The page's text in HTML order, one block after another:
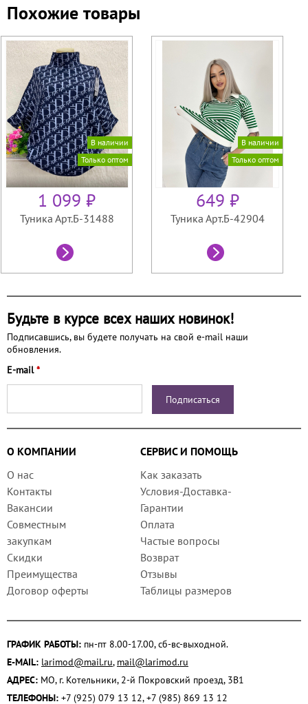
Похожие товары
В наличии
Только оптом
1 099 ₽
Туника Арт.Б-31488
В наличии
Только оптом
649 ₽
Туника Арт.Б-42904
Будьте в курсе всех наших новинок!
Подписавшись, вы будете получать на свой e-mail наши
обновления.
E-mail*
О КОМПАНИИ
СЕРВИС И ПОМОЩЬ
О нас
Контакты
Вакансии
Совместным
закупкам
Скидки
Преимущества
Договор оферты
Как заказать
Условия-Доставка-
Гарантии
Оплата
Частые вопросы
Возврат
Отзывы
Таблицы размеров
ГРАФИК РАБОТЫ: пн-пт 8.00-17.00, сб-вс-выходной.
E-MAIL: larimod@mail.ru, mail@larimod.ru
АДРЕС: МО, г. Котельники, 2-й Покровский проезд, 3В1
ТЕЛЕФОНЫ: +7 (925) 079 13 12, +7 (985) 869 13 12